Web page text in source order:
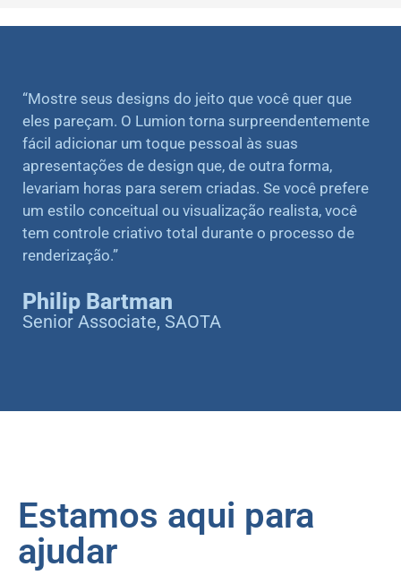
“Mostre seus designs do jeito que você quer que
eles pareçam. O Lumion torna surpreendentemente
fácil adicionar um toque pessoal às suas
apresentações de design que, de outra forma,
levariam horas para serem criadas. Se você prefere
um estilo conceitual ou visualização realista, você
tem controle criativo total durante o processo de
renderização.”
Philip Bartman
Senior Associate, SAOTA
Estamos aqui para
ajudar